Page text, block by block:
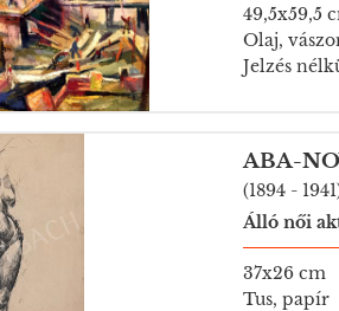
49,5x59,5
Olaj,
Jelzés
ABA-
(1894 -
Álló női
37x26 cm
Tus, papír